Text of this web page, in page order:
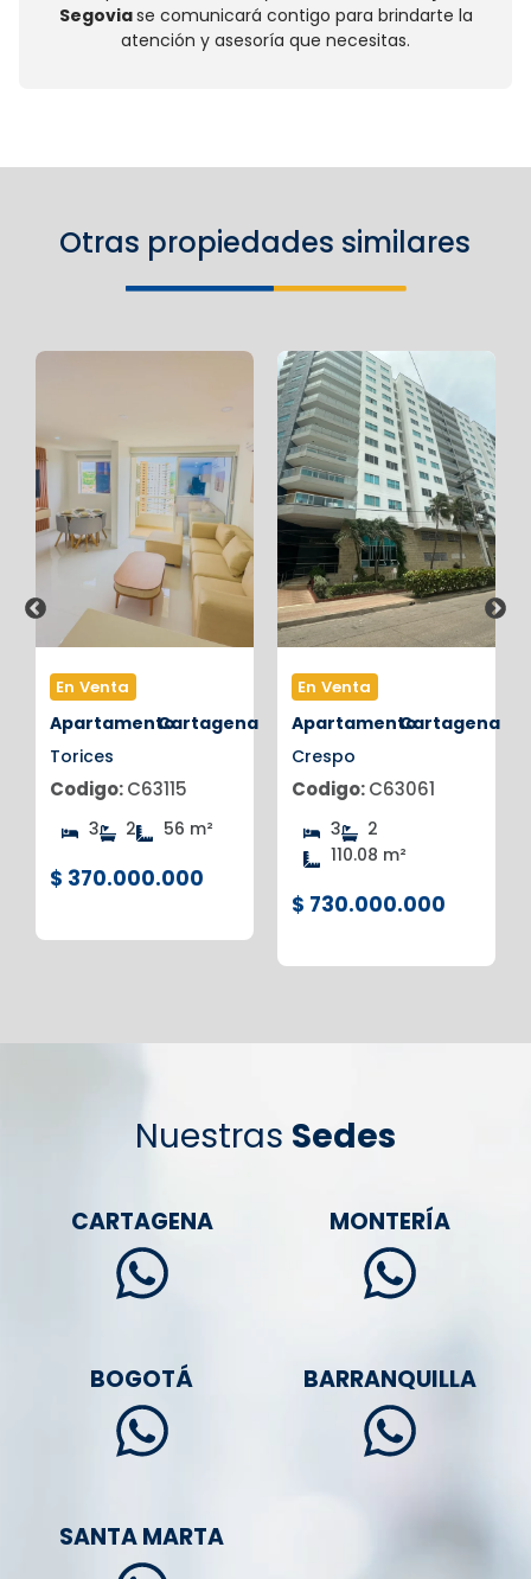
Segoviase comunicará contigo para brindarte la
atención y asesoría que necesitas.
Otras propiedades similares
En Venta
ApartamentoCartagena
Torices
Codigo:C63115
3 2 56 m²
$ 370.000.000
En Venta
ApartamentoCartagena
Crespo
Codigo:C63061
3
2
110.08 m²
$ 730.000.000
Nuestras Sedes
CARTAGENA MONTERÍA
BOGOTÁ BARRANQUILLA
SANTA MARTA